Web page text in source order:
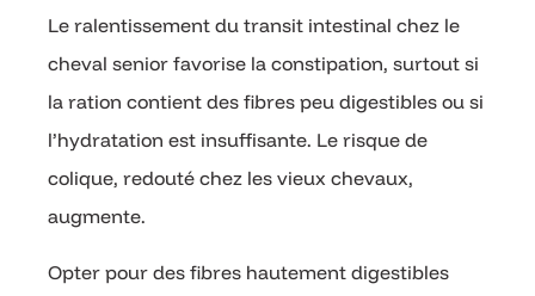
Le ralentissement du transit intestinal chez le
cheval senior favorise la constipation, surtout si
la ration contient des fibres peu digestibles ou si
l’hydratation est insuffisante. Le risque de
colique, redouté chez les vieux chevaux,
augmente.
Opter pour des fibres hautement digestibles